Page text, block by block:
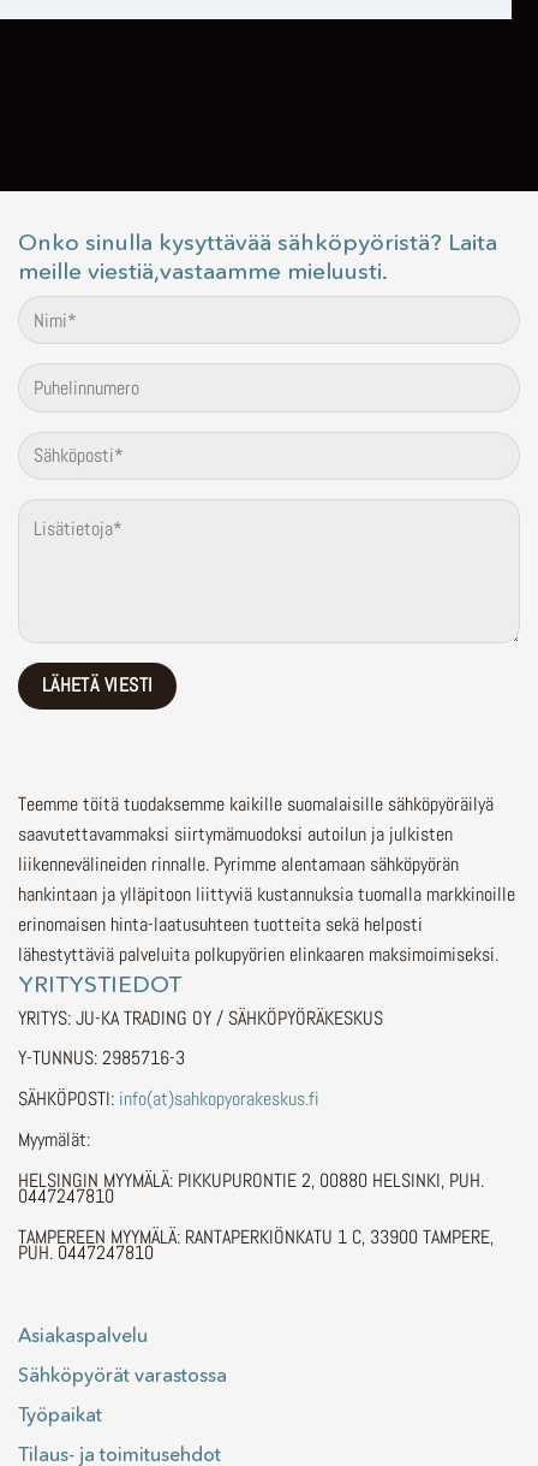
Onko sinulla kysyttävää sähköpyöristä? Laita
meille viestiä,vastaamme mieluusti.
Teemme töitä tuodaksemme kaikille suomalaisille sähköpyöräilyä
saavutettavammaksi siirtymämuodoksi autoilun ja julkisten
liikennevälineiden rinnalle. Pyrimme alentamaan sähköpyörän
hankintaan ja ylläpitoon liittyviä kustannuksia tuomalla markkinoille
erinomaisen hinta-laatusuhteen tuotteita sekä helposti
lähestyttäviä palveluita polkupyörien elinkaaren maksimoimiseksi.
YRITYSTIEDOT
YRITYS: JU-KA TRADING OY / SÄHKÖPYÖRÄKESKUS
Y-TUNNUS: 2985716-3
SÄHKÖPOSTI: info(at)sahkopyorakeskus.fi
Myymälät:
HELSINGIN MYYMÄLÄ: PIKKUPURONTIE 2, 00880 HELSINKI, PUH.
0447247810
TAMPEREEN MYYMÄLÄ: RANTAPERKIÖNKATU 1 C, 33900 TAMPERE,
PUH. 0447247810
Asiakaspalvelu
Sähköpyörät varastossa
Työpaikat
Tilaus- ja toimitusehdot